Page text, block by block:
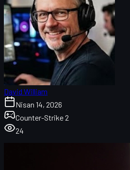
David William
Nisan 14, 2026
Counter-Strike 2
24
Karrigan'ın FaZe'den
FaZe Clan performans